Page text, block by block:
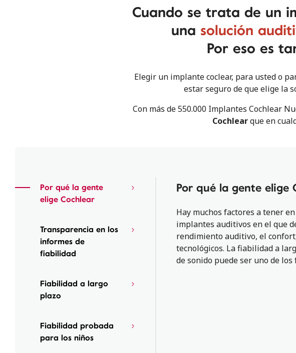
Cuando se trata de un
una solución
Por eso es
Elegir un implante coclear, para usted o
estar seguro de que elige la
Con más de 550.000 Implantes Cochlear
Cochlearque en
Por qué la gente
elige Cochlear
Transparencia en los
informes de
fiabilidad
Fiabilidad a largo
plazo
Fiabilidad probada
para los niños
Por qué la gente elige
Hay muchos factores a tener
implantes auditivos en el que
rendimiento auditivo, el
tecnológicos. La fiabilidad a
de sonido puede ser uno de